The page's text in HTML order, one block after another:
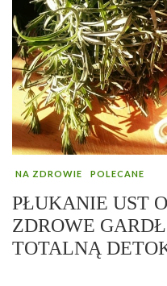
NA ZDROWIE POLECANE
PŁUKANIE UST
ZDROWE
TOTALNĄ